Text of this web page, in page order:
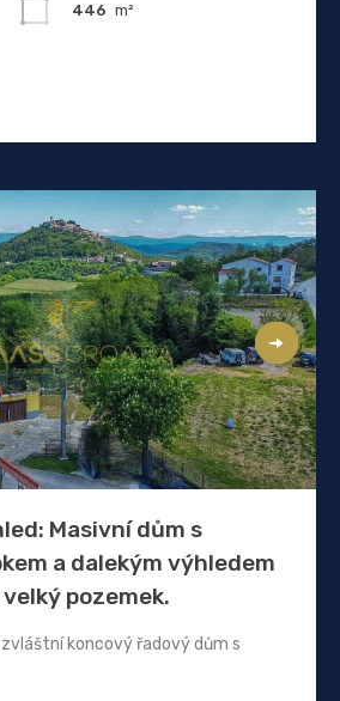
446 m²
Masivní dům s
a dalekým výhledem
pozemek.
zvláštní koncový řadový dům s